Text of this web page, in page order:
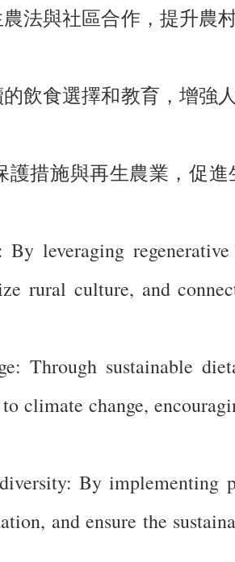
法與社區合作，提升
飲食選擇和教育，增
措施與再生農業，促
By leveraging
rural culture, and
Through sustainable
climate change,
By implementing
and ensure the